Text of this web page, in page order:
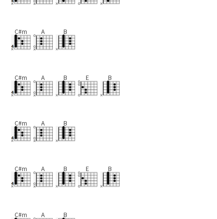
C#m A B
C#m A B E B
C#m A B
C#m A B E B
C#m A B